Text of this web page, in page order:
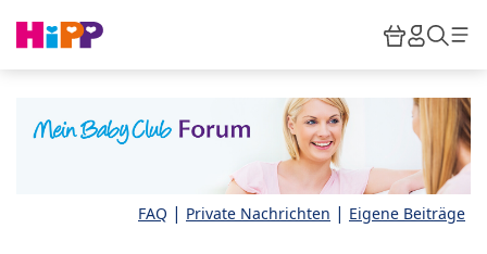
HiPP
FAQ | Private Nachrichten | Eigene Beiträge